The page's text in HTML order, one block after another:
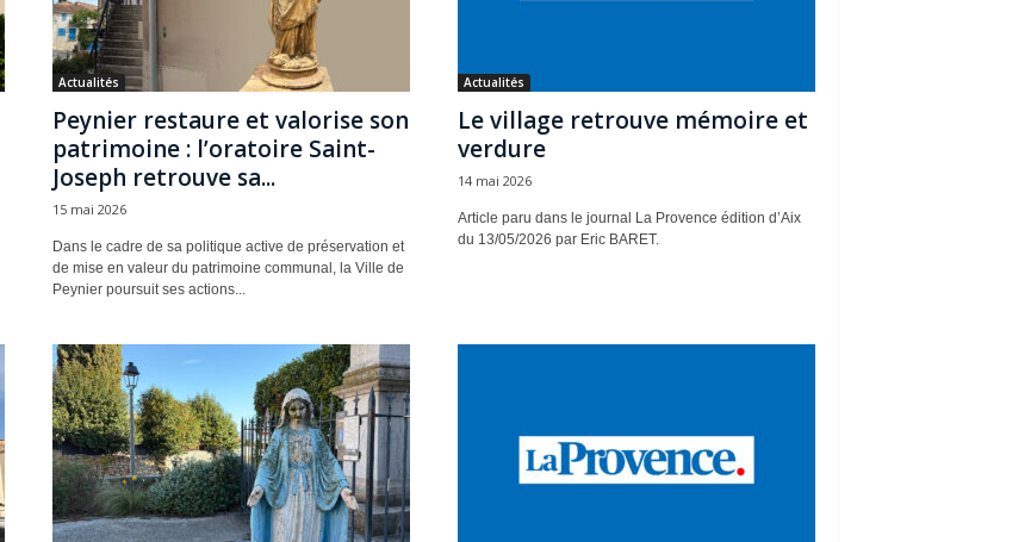
Actualités
Peynier restaure et valorise son
patrimoine : l’oratoire Saint-
Joseph retrouve sa...
15 mai 2026
Dans le cadre de sa politique active de préservation et
de mise en valeur du patrimoine communal, la Ville de
Peynier poursuit ses actions...
Actualités
Le village retrouve mémoire et
verdure
14 mai 2026
Article paru dans le journal La Provence édition d’Aix
du 13/05/2026 par Eric BARET.